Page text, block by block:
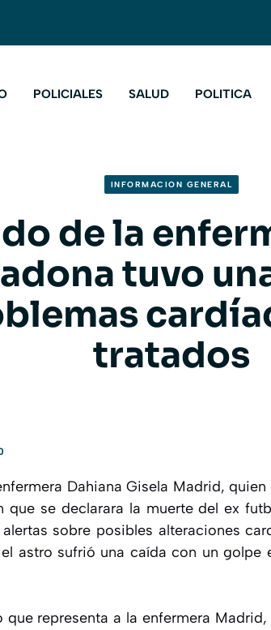
POLICIALES SALUD POLITICA
INFORMACION GENERAL
de la
tuvo
tratados
Dahiana Gisela Madrid,
que se declarara la muerte del ex
sobre posibles alteraciones
astro sufrió una caída con un golpe
que representa a la enfermera